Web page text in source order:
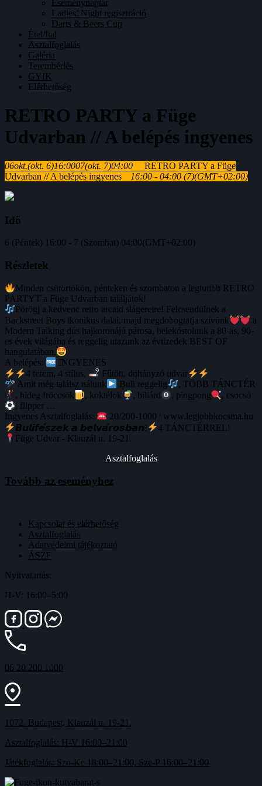
Eseménynaptár
Ladies’ Night regisztráció
Darts & Beers Cup
Étel/Ital
Asztalfoglalás
Galéria
Terembérlés
GYIK
Elérhetőség
RETRO PARTY a Füge
Udvarban // A belépés ingyenes
06okt.(okt. 6)16:0007(okt. 7)04:00
RETRO PARTY a Füge
Udvarban // A belépés ingyenes
16:00 - 04:00 (7)(GMT+02:00)
Idő
6 (Péntek) 16:00 - 7 (Szombat) 04:00(GMT+02:00)
Részletek
Minden csütörtökön, pénteken és szombaton a legtutibb RETRO
PARTYT a Füge Udvarban találjátok!
Pörögj a kedvenc retro arcaid slágereire! Felcsendülnek a
Backstreet Boys ikonikus dalai, majd megdobogtatja szívünk
a
Modern Talking dús hajkoronájú párosa, belekóstolunk a 80-as, 90-
es évek világába és reggelig utazunk az évtizedek BEST OF
hangulatában.
A belépés:
INGYENES
4 terem, 4 stílus,
Fűtött, dohányzó udvar
Amit még találsz nálunk
Buli reggelig
, TÖBB TÁNCTÉR
, hideg fröccsök
, koktélok , biliárd , pingpong
, csocsó
, flipper …
Ingyenes Asztalfoglalás:
20/200-1000 | www.legjobbkocsma.hu
𝘽𝙪𝙡𝙞𝙛𝙚́𝙨𝙯𝙚𝙠 𝙖 𝙗𝙚𝙡𝙫𝙖́𝙧𝙤𝙨𝙗𝙖𝙣!
4 TÁNCTÉRREL!
Füge Udvar - Klauzál u. 19-21.
Asztalfoglalás
Tovább az eseményhez
Kapcsolat és elérhetőség
Asztalfoglalás
Adatvédelmi tájékoztató
ÁSZF
Nyitvatartás:
H-V: 16:00–5:00
06 20 200 1000
1072. Budapest, Klauzál u. 19-21.
Asztalfoglalás: H-V 16:00–21:00
Játékfoglalás: Szo-Ke 18:00–21:00, Sze-P 16:00–21:00